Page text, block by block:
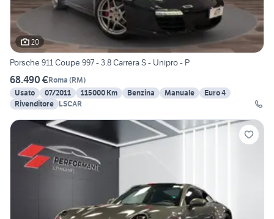
20
Porsche 911 Coupe 997 - 3.8 Carrera S - Unipro - P
68.490 €Roma (RM)
Usato
07/2011 115000 Km Benzina Manuale
Euro 4
Rivenditore LSCAR